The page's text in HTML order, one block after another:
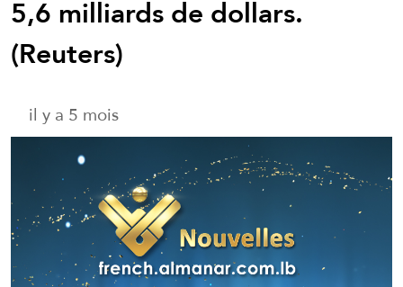
5,6 milliards de dollars.
(Reuters)
il y a 5 mois